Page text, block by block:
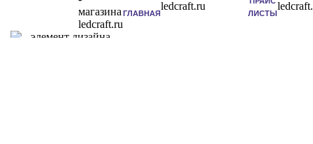
ГЛАВНАЯ
ЛИСТЫ